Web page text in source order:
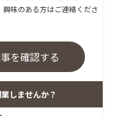
味のある方はご連絡くださ
を確認する
しませんか？